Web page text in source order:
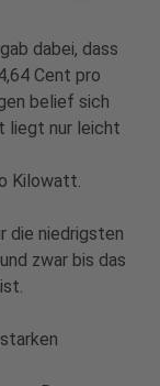
dabei, dass
Cent pro
belief sich
liegt nur leicht
Kilowatt.
die niedrigsten
zwar bis das